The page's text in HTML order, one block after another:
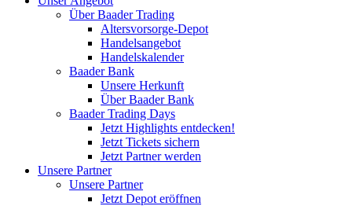
Über Baader Trading
Altersvorsorge-Depot
Handelsangebot
Handelskalender
Baader Bank
Unsere Herkunft
Über Baader Bank
Baader Trading Days
Jetzt Highlights entdecken!
Jetzt Tickets sichern
Jetzt Partner werden
Unsere Partner
Unsere Partner
Jetzt Depot eröffnen